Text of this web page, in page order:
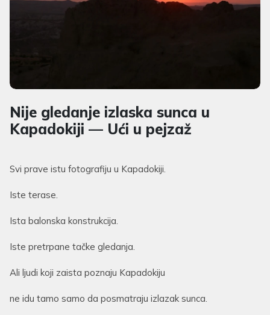
Nije gledanje izlaska sunca u
Kapadokiji — Ući u pejzaž
Svi prave istu fotografiju u Kapadokiji.
Iste terase.
Ista balonska konstrukcija.
Iste pretrpane tačke gledanja.
Ali ljudi koji zaista poznaju Kapadokiju
ne idu tamo samo da posmatraju izlazak sunca.